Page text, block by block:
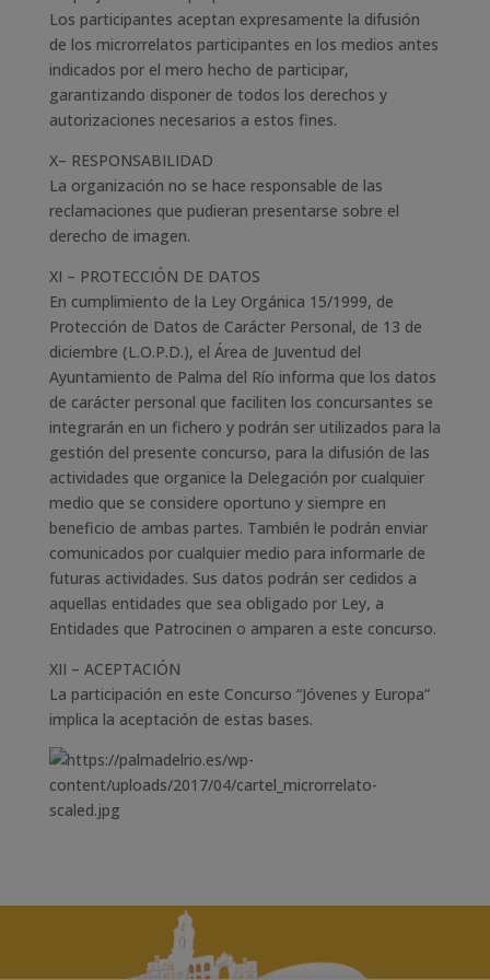
Los participantes aceptan expresamente la difusión
de los microrrelatos participantes en los medios antes
indicados por el mero hecho de participar,
garantizando disponer de todos los derechos y
autorizaciones necesarios a estos fines.
X– RESPONSABILIDAD
La organización no se hace responsable de las
reclamaciones que pudieran presentarse sobre el
derecho de imagen.
XI – PROTECCIÓN DE DATOS
En cumplimiento de la Ley Orgánica 15/1999, de
Protección de Datos de Carácter Personal, de 13 de
diciembre (L.O.P.D.), el Área de Juventud del
Ayuntamiento de Palma del Río informa que los datos
de carácter personal que faciliten los concursantes se
integrarán en un fichero y podrán ser utilizados para la
gestión del presente concurso, para la difusión de las
actividades que organice la Delegación por cualquier
medio que se considere oportuno y siempre en
beneficio de ambas partes. También le podrán enviar
comunicados por cualquier medio para informarle de
futuras actividades. Sus datos podrán ser cedidos a
aquellas entidades que sea obligado por Ley, a
Entidades que Patrocinen o amparen a este concurso.
XII – ACEPTACIÓN
La participación en este Concurso “Jóvenes y Europa”
implica la aceptación de estas bases.